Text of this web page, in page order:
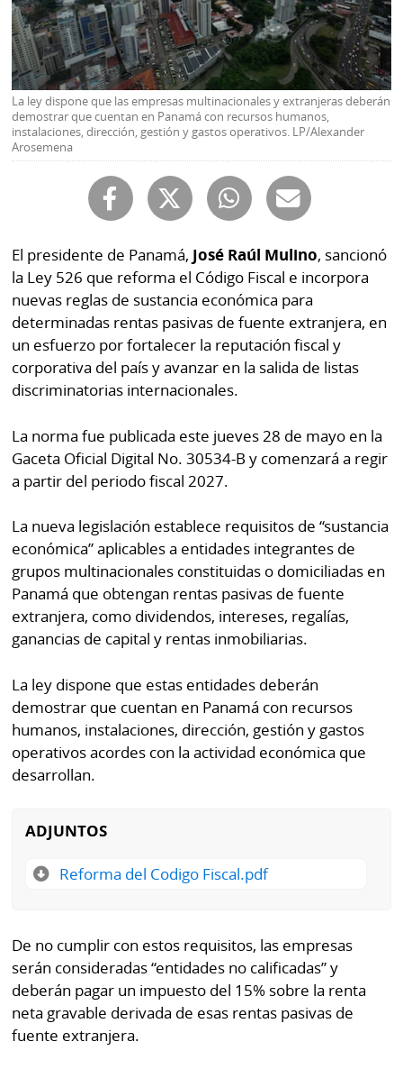
E-
Paper
Buscador
Comunicados
Catálogos
digital
Luctuosas
Contenido
de
marcas
RSS
Temas
Autores
Notas
lector
Buenas
prácticas
OTROS
Metro
por
Tienda
Panamá
Tus
Tiquetes
KM
Corprensa
Mi
Diario
Ellas
Club
La
Prensa
Busca
Hoy
por
Hoy
⌾
Tal
Cual
⌾
Sin
La ley dispone que las empresas multinacionales y extranjeras deberán
demostrar que cuentan en Panamá con recursos humanos,
instalaciones, dirección, gestión y gastos operativos. LP/Alexander
Arosemena
El presidente de Panamá, José Raúl Mulino, sancionó
la Ley 526 que reforma el Código Fiscal e incorpora
nuevas reglas de sustancia económica para
determinadas rentas pasivas de fuente extranjera, en
un esfuerzo por fortalecer la reputación fiscal y
corporativa del país y avanzar en la salida de listas
discriminatorias internacionales.
La norma fue publicada este jueves 28 de mayo en la
Gaceta Oficial Digital No. 30534-B y comenzará a regir
a partir del periodo fiscal 2027.
La nueva legislación establece requisitos de “sustancia
económica” aplicables a entidades integrantes de
grupos multinacionales constituidas o domiciliadas en
Panamá que obtengan rentas pasivas de fuente
extranjera, como dividendos, intereses, regalías,
ganancias de capital y rentas inmobiliarias.
La ley dispone que estas entidades deberán
demostrar que cuentan en Panamá con recursos
humanos, instalaciones, dirección, gestión y gastos
operativos acordes con la actividad económica que
desarrollan.
ADJUNTOS
Reforma del Codigo Fiscal.pdf
De no cumplir con estos requisitos, las empresas
serán consideradas “entidades no calificadas” y
deberán pagar un impuesto del 15% sobre la renta
neta gravable derivada de esas rentas pasivas de
fuente extranjera.